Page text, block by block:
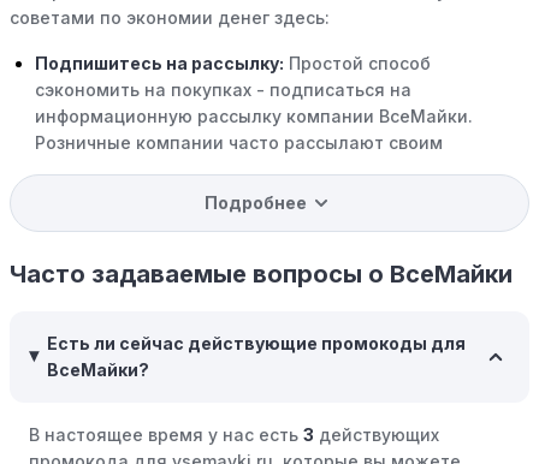
советами по экономии денег здесь:
Подпишитесь на рассылку: Простой способ
сэкономить на покупках - подписаться на
информационную рассылку компании ВсеМайки.
Розничные компании часто рассылают своим
доступ к распродажам.
компании ВсеМайки есть программы поощрения,
позволяющие зарабатывать баллы или cashback на
скидки или будущие покупки.
пятница" или сезонными акциями. В такие периоды
Подробнее
Часто задаваемые вопросы о ВсеМайки
Есть ли сейчас действующие промокоды для
ВсеМайки?
В настоящее время у нас есть 3 действующих